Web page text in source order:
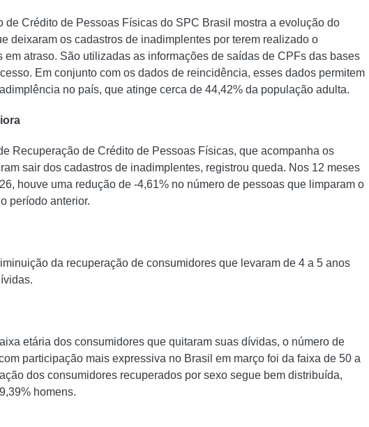
de Crédito de Pessoas Físicas do SPC Brasil mostra a evolução do
deixaram os cadastros de inadimplentes por terem realizado o
em atraso. São utilizadas as informações de saídas de CPFs das bases
Em conjunto com os dados de reincidência, esses dados permitem
no país, que atinge cerca de 44,42% da população adulta.
Recuperação de Crédito de Pessoas Físicas, que acompanha os
sair dos cadastros de inadimplentes, registrou queda. Nos 12 meses
houve uma redução de -4,61% no número de pessoas que limparam o
período anterior.
da recuperação de consumidores que levaram de 4 a 5 anos
etária dos consumidores que quitaram suas dívidas, o número de
participação mais expressiva no Brasil em março foi da faixa de 50 a
dos consumidores recuperados por sexo segue bem distribuída,
homens.